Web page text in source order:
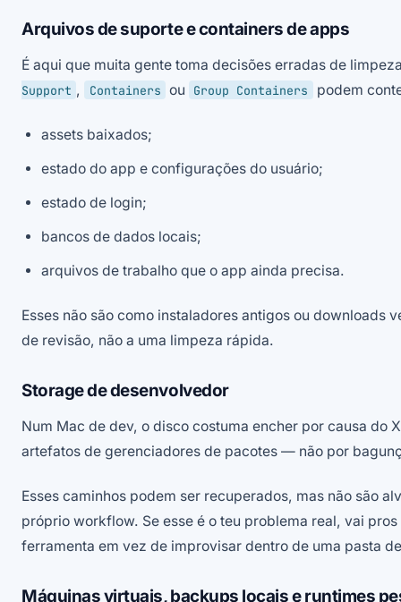
Arquivos de suporte e containers de apps
É aqui que muita gente toma decisões erradas de
Support , Containers ou Group Containers podem
assets baixados;
estado do app e configurações do usuário;
estado de login;
bancos de dados locais;
arquivos de trabalho que o app ainda precisa.
Esses não são como instaladores antigos ou downloads
de revisão, não a uma limpeza rápida.
Storage de desenvolvedor
Num Mac de dev, o disco costuma encher por causa do
artefatos de gerenciadores de pacotes — não por
Esses caminhos podem ser recuperados, mas não são
próprio workflow. Se esse é o teu problema real, vai
ferramenta em vez de improvisar dentro de uma pasta
Máquinas virtuais, backups locais e runtimes